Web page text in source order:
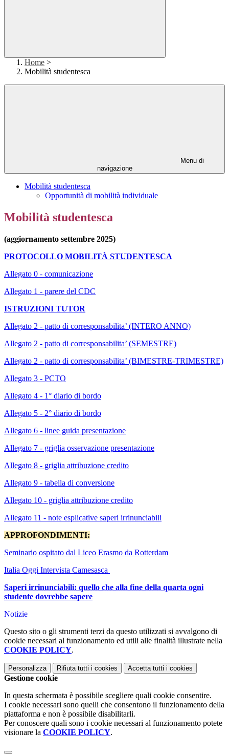
Home >
Mobilità studentesca
Menu di
navigazione
Mobilità studentesca
Opportunità di mobilità individuale
Mobilità studentesca
(aggiornamento settembre 2025)
PROTOCOLLO MOBILITÀ STUDENTESCA
Allegato 0 - comunicazione
Allegato 1 - parere del CDC
ISTRUZIONI TUTOR
Allegato 2 - patto di corresponsabilita’ (INTERO ANNO)
Allegato 2 - patto di corresponsabilita’ (SEMESTRE)
Allegato 2 - patto di corresponsabilita’ (BIMESTRE-TRIMESTRE)
Allegato 3 - PCTO
Allegato 4 - 1° diario di bordo
Allegato 5 - 2° diario di bordo
Allegato 6 - linee guida presentazione
Allegato 7 - griglia osservazione presentazione
Allegato 8 - griglia attribuzione credito
Allegato 9 - tabella di conversione
Allegato 10 - griglia attribuzione credito
Allegato 11 - note esplicative saperi irrinunciabili
APPROFONDIMENTI:
Seminario ospitato dal Liceo Erasmo da Rotterdam
Italia Oggi Intervista Camesasca
Saperi irrinunciabili: quello che alla fine della quarta ogni
studente dovrebbe sapere
Notizie
Questo sito o gli strumenti terzi da questo utilizzati si avvalgono di
cookie necessari al funzionamento ed utili alle finalità illustrate nella
COOKIE POLICY.
Personalizza Rifiuta tutti i cookies Accetta tutti i cookies
Gestione cookie
In questa schermata è possibile scegliere quali cookie consentire.
I cookie necessari sono quelli che consentono il funzionamento della
piattaforma e non è possibile disabilitarli.
Per conoscere quali sono i cookie necessari al funzionamento potete
visionare la COOKIE POLICY.